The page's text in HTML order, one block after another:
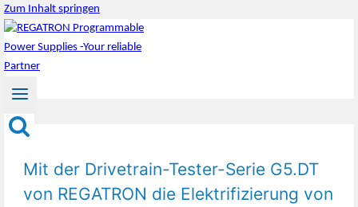
Zum Inhalt springen
Mit der Drivetrain-Tester-Serie G5.DT
von REGATRON die Elektrifizierung von